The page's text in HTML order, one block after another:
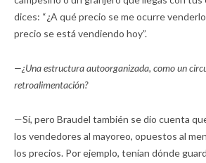
dices: “¿A qué precio se me ocurre
precio se está vendiendo hoy”.
—¿Una estructura autoorganizada, como un
retroalimentación?
—Sí, pero Braudel también se dio cuenta
los vendedores al mayoreo, opuestos al
los precios. Por ejemplo, tenían dónde